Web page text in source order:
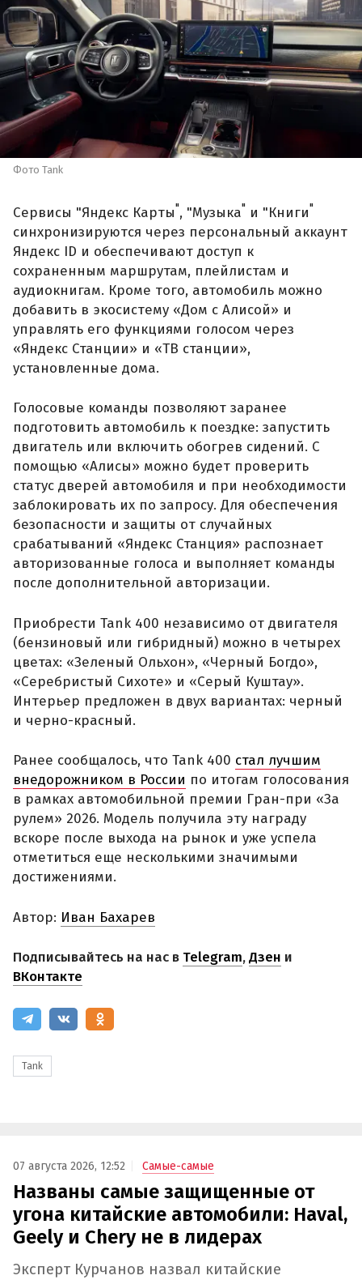
Фото Tank
Сервисы "Яндекс Карты", "Музыка" и "Книги"
синхронизируются через персональный аккаунт
Яндекс ID и обеспечивают доступ к
сохраненным маршрутам, плейлистам и
аудиокнигам. Кроме того, автомобиль можно
добавить в экосистему «Дом с Алисой» и
управлять его функциями голосом через
«Яндекс Станции» и «ТВ станции»,
установленные дома.
Голосовые команды позволяют заранее
подготовить автомобиль к поездке: запустить
двигатель или включить обогрев сидений. С
помощью «Алисы» можно будет проверить
статус дверей автомобиля и при необходимости
заблокировать их по запросу. Для обеспечения
безопасности и защиты от случайных
срабатываний «Яндекс Станция» распознает
авторизованные голоса и выполняет команды
после дополнительной авторизации.
Приобрести Tank 400 независимо от двигателя
(бензиновый или гибридный) можно в четырех
цветах: «Зеленый Ольхон», «Черный Богдо»,
«Серебристый Сихоте» и «Серый Куштау».
Интерьер предложен в двух вариантах: черный
и черно-красный.
Ранее сообщалось, что Tank 400 стал лучшим
внедорожником в России по итогам голосования
в рамках автомобильной премии Гран-при «За
рулем» 2026. Модель получила эту награду
вскоре после выхода на рынок и уже успела
отметиться еще несколькими значимыми
достижениями.
Автор: Иван Бахарев
Подписывайтесь на нас в Telegram,Дзен и
ВКонтакте
Tank
07 августа 2026, 12:52 Самые-самые
Названы самые защищенные от
угона китайские автомобили: Haval,
Geely и Chery не в лидерах
Эксперт Курчанов назвал китайские